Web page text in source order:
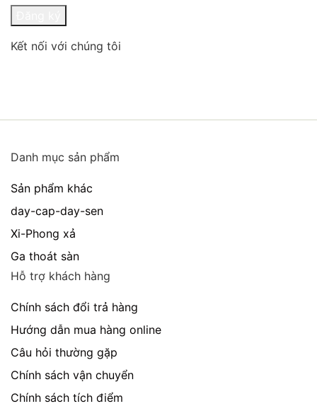
Kết nối với chúng tôi
Danh mục sản phẩm
Sản phẩm khác
day-cap-day-sen
Xi-Phong xả
Ga thoát sàn
Hỗ trợ khách hàng
Chính sách đổi trả hàng
Hướng dẫn mua hàng online
Câu hỏi thường gặp
Chính sách vận chuyển
Chính sách tích điểm